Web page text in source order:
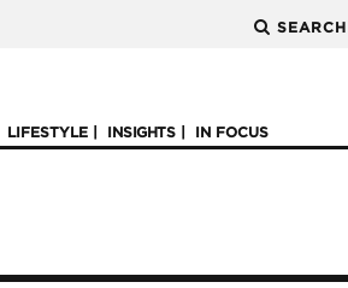
SEARCH
LIFESTYLE INSIGHTS IN FOCUS